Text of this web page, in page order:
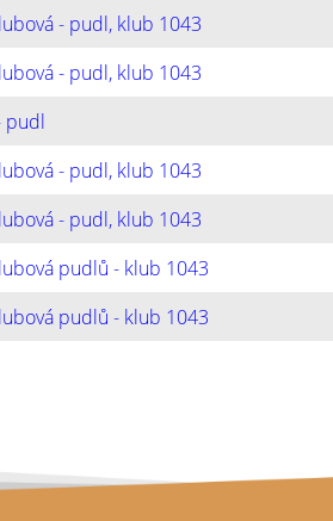
- pudl, klub 1043
- pudl, klub 1043
pudl
- pudl, klub 1043
- pudl, klub 1043
pudlů - klub 1043
pudlů - klub 1043